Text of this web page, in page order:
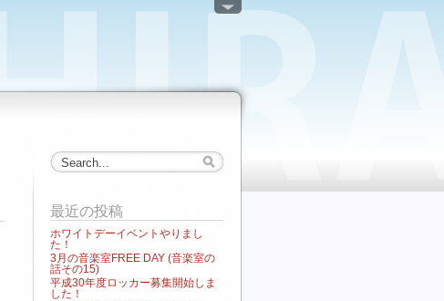
最近の投稿
ホワイトデーイベントやりまし
た！
3月の音楽室FREE DAY (音楽室の
話その15)
平成30年度ロッカー募集開始しま
した！